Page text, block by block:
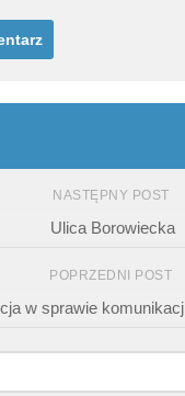
NASTĘPNY POST
Ulica Borowiecka
POPRZEDNI POST
w sprawie